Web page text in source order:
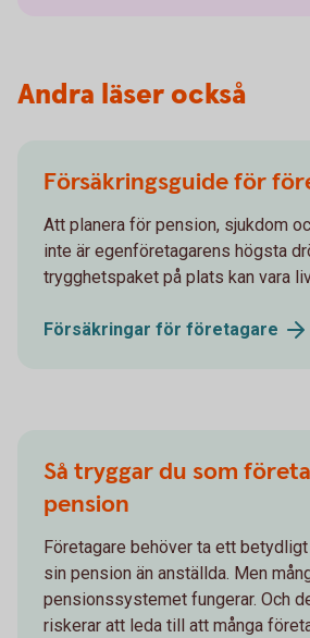
Andra läser också
Försäkringsguide för
Att planera för pension, sjukdom
inte är egenföretagarens högsta
trygghetspaket på plats kan vara
Försäkringar för företagare
Så tryggar du som
pension
Företagare behöver ta ett
sin pension än anställda. Men
pensionssystemet fungerar. Och
riskerar att leda till att många